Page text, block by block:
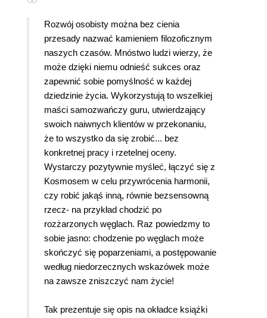
Rozwój osobisty można bez cienia
przesady nazwać kamieniem filozoficznym
naszych czasów. Mnóstwo ludzi wierzy, że
może dzięki niemu odnieść sukces oraz
zapewnić sobie pomyślność w każdej
dziedzinie życia. Wykorzystują to wszelkiej
maści samozwańczy guru, utwierdzający
swoich naiwnych klientów w przekonaniu,
że to wszystko da się zrobić... bez
konkretnej pracy i rzetelnej oceny.
Wystarczy pozytywnie myśleć, łączyć się z
Kosmosem w celu przywrócenia harmonii,
czy robić jakąś inną, równie bezsensowną
rzecz- na przykład chodzić po
rozżarzonych węglach. Raz powiedzmy to
sobie jasno: chodzenie po węglach może
skończyć się poparzeniami, a postępowanie
według niedorzecznych wskazówek może
na zawsze zniszczyć nam życie!
Tak prezentuje się opis na okładce książki